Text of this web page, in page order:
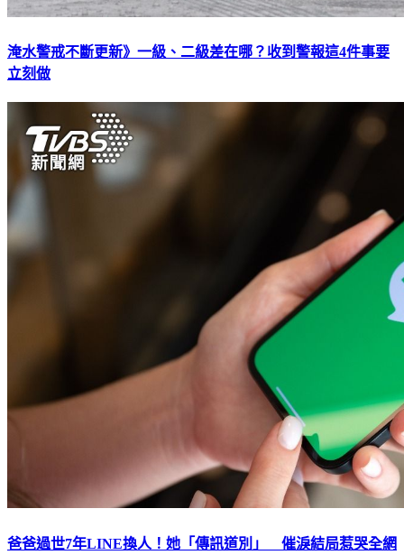
淹水警戒不斷更新》一級、二級差在哪？收到警報這4件事要
立刻做
爸爸過世7年LINE換人！她「傳訊道別」 催淚結局惹哭全網